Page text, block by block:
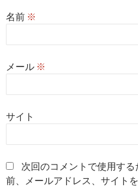
名前 ※
メール ※
サイト
次回のコメントで使用す
前、メールアドレス、サイトを